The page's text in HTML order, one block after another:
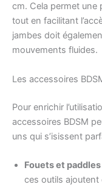
cm. Cela permet une
tout en facilitant
jambes doit
mouvements fluides.
Les accessoires
Pour enrichir
accessoires BDSM
uns qui s’isissent
Fouets et paddles
ces outils ajoutent